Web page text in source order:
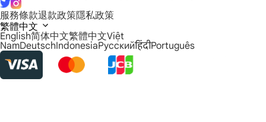
服務條款退款政策隱私政策
繁體中文
English简体中文繁體中文Việt
NamDeutschIndonesiaРусскийहिंदीPortuguês